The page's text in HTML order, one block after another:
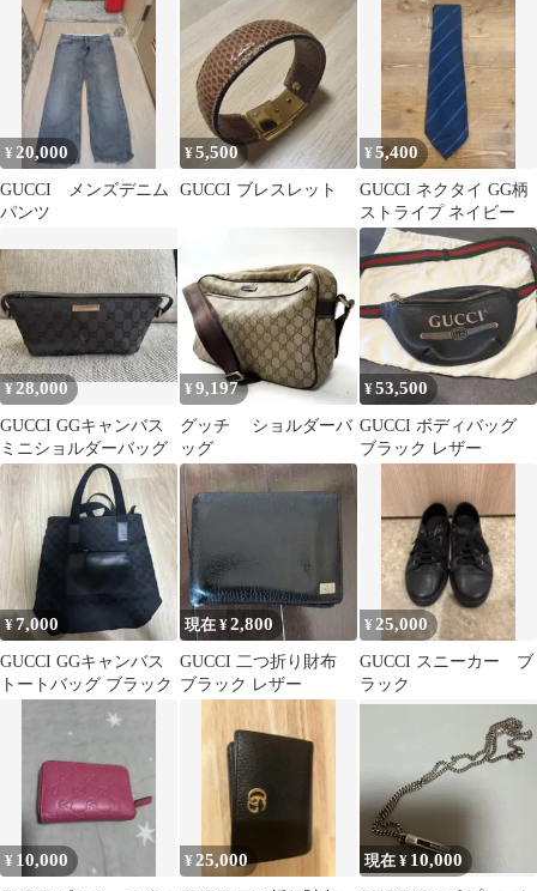
¥ 20,000
GUCCI メンズデニム
パンツ
¥5,500
GUCCI ブレスレット
¥5,400
GUCCI ネクタイ GG柄
ストライプ ネイビー
¥28,000
GUCCI GGキャンバス
ミニショルダーバッグ
¥ 9,197
グッチ ショルダーバ
ッグ
¥53,500
GUCCI ボディバッグ
ブラック レザー
¥7,000
GUCCI GGキャンバス
トートバッグ ブラック
現在 ¥2,800
GUCCI 二つ折り財布
ブラック レザー
¥ 25,000
GUCCI スニーカー ブ
ラック
¥ 10,000 ¥25,000 現在 ¥ 10,000